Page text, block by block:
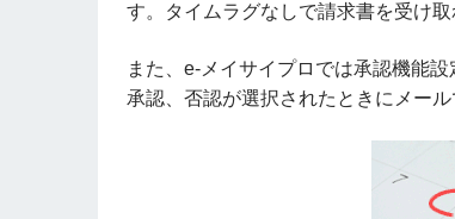
す。タイムラグなしで請求書を受け
また、e-メイサイプロでは承認機能
承認、否認が選択されたときにメー